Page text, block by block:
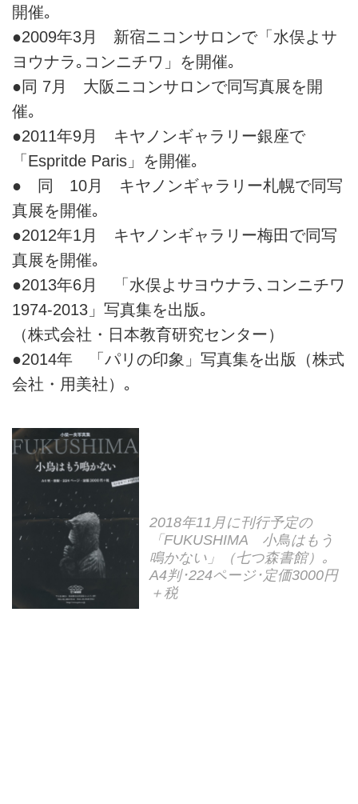
開催｡
●2009年3月 新宿ニコンサロンで「水俣よサ
ヨウナラ｡コンニチワ」を開催｡
●同 7月 大阪ニコンサロンで同写真展を開
催｡
●2011年9月 キヤノンギャラリー銀座で
「Espritde Paris」を開催｡
● 同 10月 キヤノンギャラリー札幌で同写
真展を開催｡
●2012年1月 キヤノンギャラリー梅田で同写
真展を開催｡
●2013年6月 「水俣よサヨウナラ､コンニチワ
1974-2013」写真集を出版｡
（株式会社・日本教育研究センター）
●2014年 「パリの印象」写真集を出版（株式
会社・用美社）｡
2018年11月に刊行予定の
「FUKUSHIMA 小鳥はもう
鳴かない」（七つ森書館）｡
A4判･224ページ･定価3000円
＋税